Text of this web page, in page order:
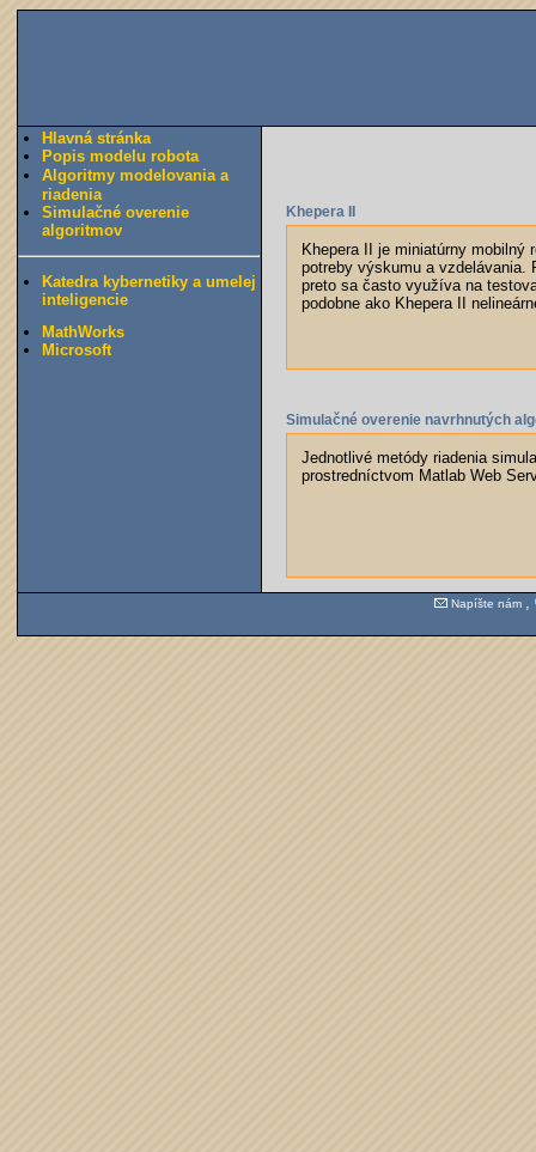
Hlavná stránka
Popis modelu robota
Algoritmy modelovania a
riadenia
Simulačné overenie
algoritmov
Katedra kybernetiky a umelej
inteligencie
MathWorks
Microsoft
Khepera II
Khepera II je miniatúrny
potreby výskumu a vzdelávania.
preto sa často využíva na
podobne ako Khepera II
Simulačné overenie navrhnutých
Jednotlivé metódy riadenia
prostredníctvom Matlab Web
Napíšte nám ,